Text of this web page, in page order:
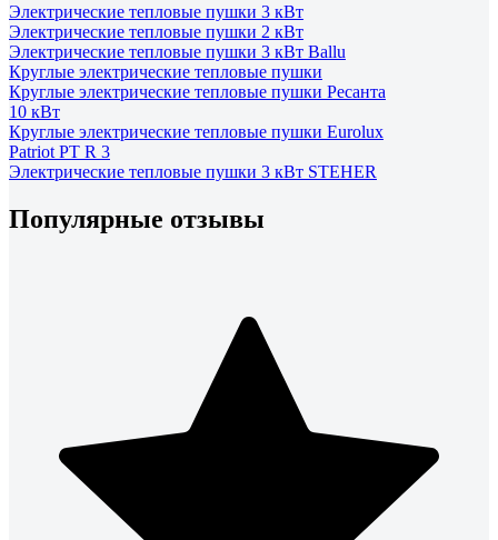
Электрические тепловые пушки 3 кВт
Электрические тепловые пушки 2 кВт
Электрические тепловые пушки 3 кВт Ballu
Круглые электрические тепловые пушки
Круглые электрические тепловые пушки Ресанта
10 кВт
Круглые электрические тепловые пушки Eurolux
Patriot PT R 3
Электрические тепловые пушки 3 кВт STEHER
Популярные отзывы